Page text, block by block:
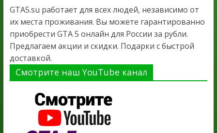
GTA5.su работает для всех людей, независимо от
их места проживания. Вы можете гарантированно
приобрести GTA 5 онлайн для России за рубли.
Предлагаем акции и скидки. Подарки с быстрой
доставкой.
Смотрите наш YouTube канал